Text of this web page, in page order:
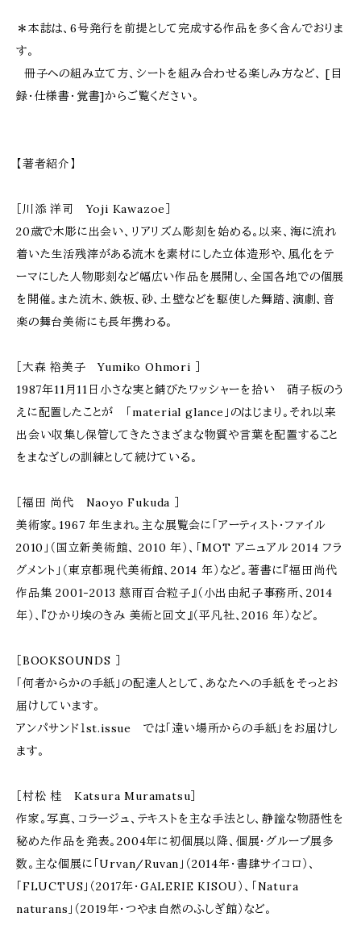
＊本誌は、6号発行を前提として完成する作品を多く含んでおりま
す。
冊子への組み立て方、シートを組み合わせる楽しみ方など、 [目
録・仕様書・覚書]からご覧ください。
【著者紹介】
［川添 洋司 Yoji Kawazoe］
20歳で木彫に出会い、リアリズム彫刻を始める。以来、海に流れ
着いた生活残滓がある流木を素材にした立体造形や、風化をテ
ーマにした人物彫刻など幅広い作品を展開し、全国各地での個展
を開催。また流木、鉄板、砂、土壁などを駆使した舞踏、演劇、音
楽の舞台美術にも長年携わる。
［大森 裕美子 Yumiko Ohmori ］
1987年11月11日小さな実と錆びたワッシャーを拾い 硝子板のう
えに配置したことが 「material glance」のはじまり。それ以来
出会い収集し保管してきたさまざまな物質や言葉を配置すること
をまなざしの訓練として続けている。
［福田 尚代 Naoyo Fukuda ］
美術家。1967 年生まれ。主な展覧会に「アーティスト・ファイル
2010」（国立新美術館、 2010 年）、「MOT アニュアル 2014 フラ
グメント」（東京都現代美術館、2014 年）など。著書に『福田尚代
作品集 2001-2013 慈雨百合粒子』（小出由紀子事務所、2014
年）、『ひかり埃のきみ 美術と回文』（平凡社、2016 年）など。
［BOOKSOUNDS ］
「何者からかの手紙」の配達人として、あなたへの手紙をそっとお
届けしています。
アンパサンド１st.issue では「遠い場所からの手紙」をお届けし
ます。
［村松 桂 Katsura Muramatsu］
作家。写真、コラージュ、テキストを主な手法とし、静謐な物語性を
秘めた作品を発表。2004年に初個展以降、個展・グループ展多
数。主な個展に「Urvan/Ruvan」（2014年・書肆サイコロ）、
「FLUCTUS」（2017年・GALERIE KISOU）、「Natura
naturans」（2019年・つやま自然のふしぎ館）など。